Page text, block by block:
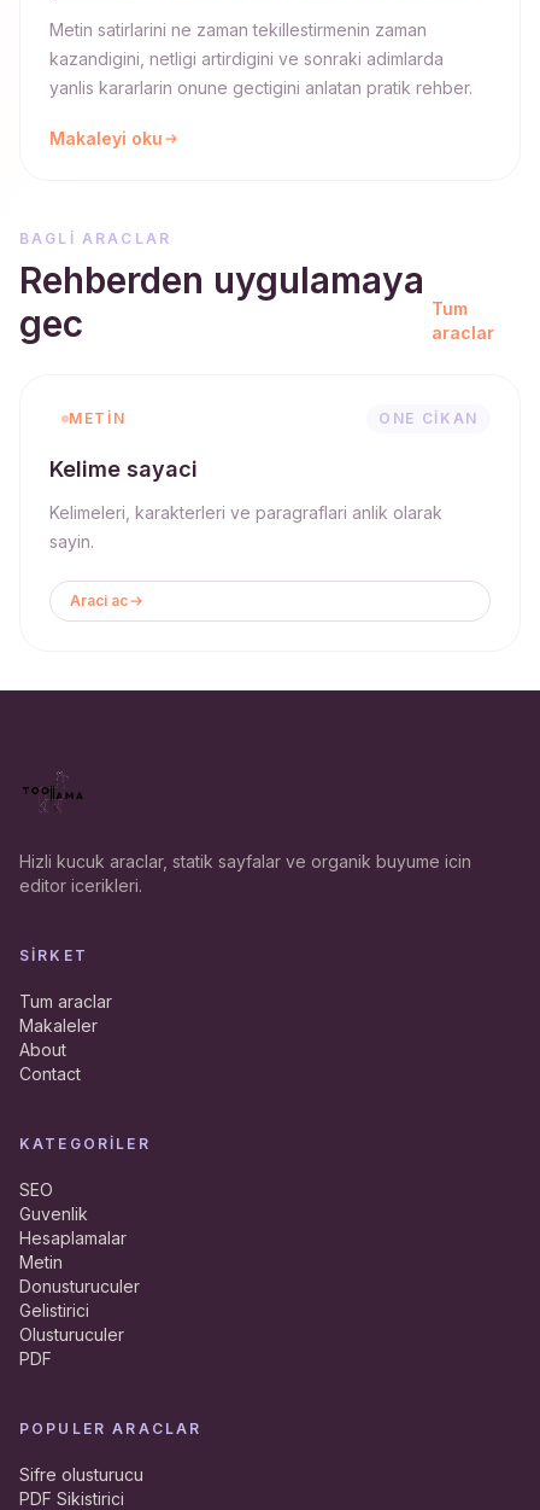
Metin satirlarini ne zaman tekillestirmenin zaman
kazandigini, netligi artirdigini ve sonraki adimlarda
yanlis kararlarin onune gectigini anlatan pratik rehber.
Makaleyi oku
BAGLI ARACLAR
Rehberden uygulamaya
gec
Tum
araclar
METIN ONE CIKAN
Kelime sayaci
Kelimeleri, karakterleri ve paragraflari anlik olarak
sayin.
Araci ac
Hizli kucuk araclar, statik sayfalar ve organik buyume icin
editor icerikleri.
SIRKET
Tum araclar
Makaleler
About
Contact
KATEGORILER
SEO
Guvenlik
Hesaplamalar
Metin
Donusturuculer
Gelistirici
Olusturuculer
PDF
POPULER ARACLAR
Sifre olusturucu
PDF Sikistirici